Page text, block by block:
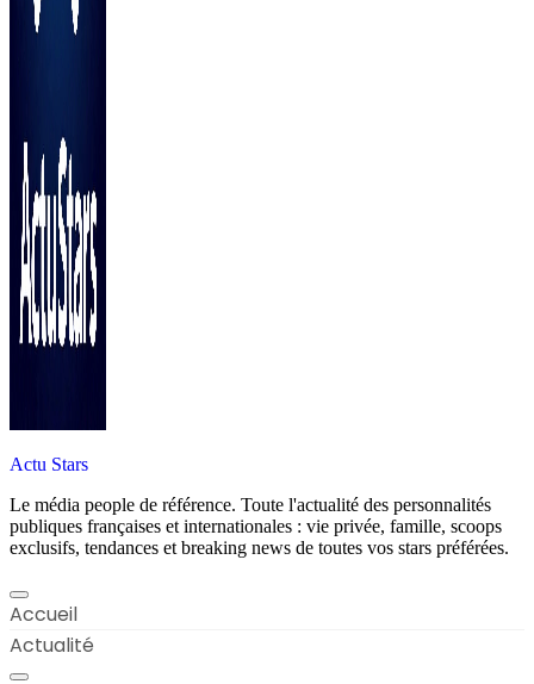
Actu Stars
Le média people de référence. Toute l'actualité des personnalités
publiques françaises et internationales : vie privée, famille, scoops
exclusifs, tendances et breaking news de toutes vos stars préférées.
Accueil
Actualité